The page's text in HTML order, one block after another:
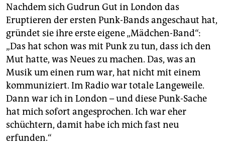
Nachdem sich Gudrun Gut in London das
Eruptieren der ersten Punk-Bands angeschaut hat,
gründet sie ihre erste eigene „Mädchen-Band“:
„Das hat schon was mit Punk zu tun, dass ich den
Mut hatte, was Neues zu machen. Das, was an
Musik um einen rum war, hat nicht mit einem
kommuniziert. Im Radio war totale Langeweile.
Dann war ich in London – und diese Punk-Sache
hat mich sofort angesprochen. Ich war eher
schüchtern, damit habe ich mich fast neu
erfunden.“